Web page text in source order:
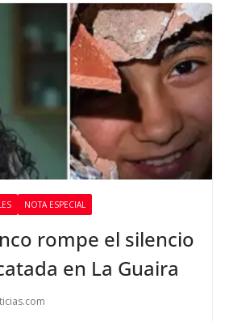
NOTA ESPECIAL
rompe el silencio
en La Guaira